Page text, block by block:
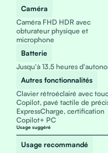
Caméra
Caméra FHD HDR avec
obturateur physique et
microphone
Batterie
Jusqu'à 13,5 heures
Autres fonctionnalités
Clavier rétroéclairé avec
Copilot, pavé tactile de
ExpressCharge, certification
Copilot+ PC
Usage suggéré
Usage recommandé